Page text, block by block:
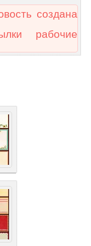
создана
рабочие